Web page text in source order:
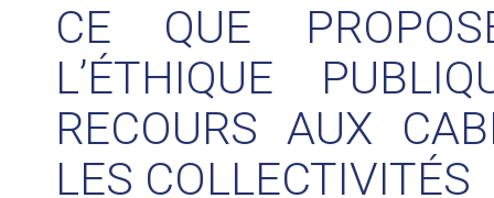
CE QUE
L’ÉTHIQUE
RECOURS AUX
LES COLLECTIVITÉS